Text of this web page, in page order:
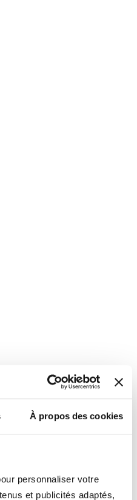
À propos des cookies
personnaliser votre
et publicités adaptés,